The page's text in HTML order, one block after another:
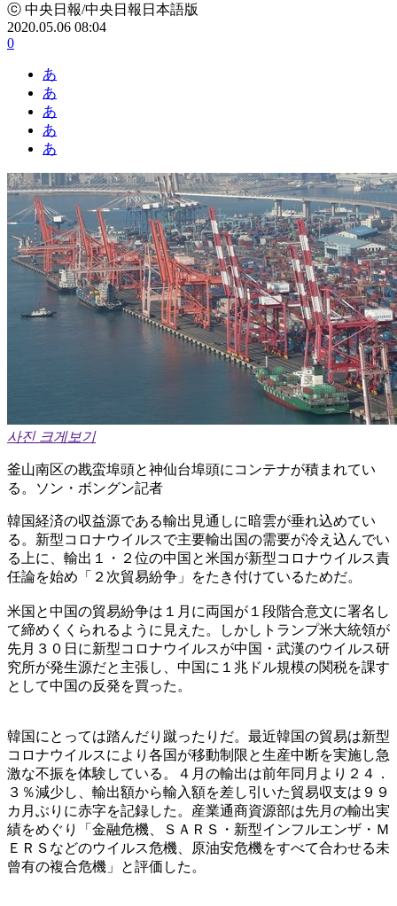
ⓒ 中央日報/中央日報日本語版
2020.05.06 08:04
0
あ
あ
あ
あ
あ
사진 크게보기
釜山南区の戡蛮埠頭と神仙台埠頭にコンテナが積まれてい
る。ソン・ボングン記者
韓国経済の収益源である輸出見通しに暗雲が垂れ込めてい
る。新型コロナウイルスで主要輸出国の需要が冷え込んでい
る上に、輸出１・２位の中国と米国が新型コロナウイルス責
任論を始め「２次貿易紛争」をたき付けているためだ。
米国と中国の貿易紛争は１月に両国が１段階合意文に署名し
て締めくくられるように見えた。しかしトランプ米大統領が
先月３０日に新型コロナウイルスが中国・武漢のウイルス研
究所が発生源だと主張し、中国に１兆ドル規模の関税を課す
として中国の反発を買った。
韓国にとっては踏んだり蹴ったりだ。最近韓国の貿易は新型
コロナウイルスにより各国が移動制限と生産中断を実施し急
激な不振を体験している。４月の輸出は前年同月より２４．
３％減少し、輸出額から輸入額を差し引いた貿易収支は９９
カ月ぶりに赤字を記録した。産業通商資源部は先月の輸出実
績をめぐり「金融危機、ＳＡＲＳ・新型インフルエンザ・Ｍ
ＥＲＳなどのウイルス危機、原油安危機をすべて合わせる未
曾有の複合危機」と評価した。